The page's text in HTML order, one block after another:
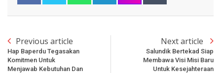
Previous article
Hap Baperdu Tegasakan
Komitmen Untuk
Menjawab Kebutuhan Dan
Next article
Salundik Bertekad Siap
Membawa Visi Misi Baru
Untuk Kesejahteraan